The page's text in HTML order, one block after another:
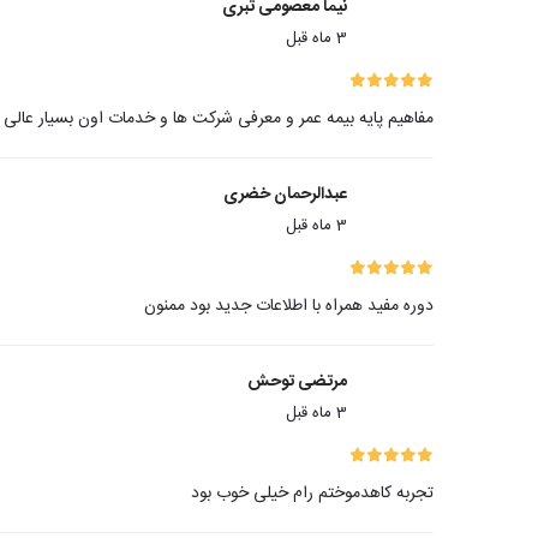
نیما معصومی تبری
3 ماه قبل
مفاهیم پایه بیمه عمر و معرفی شرکت ها و خدمات اون بسیار عالی
عبدالرحمان خضری
3 ماه قبل
دوره مفید همراه با اطلاعات جدید بود ممنون
مرتضی توحش
3 ماه قبل
تجربه کاهدموختم رام خیلی خوب بود